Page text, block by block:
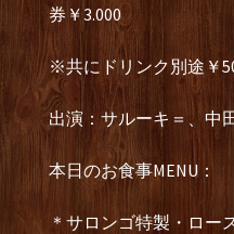
券￥3.000
※共にドリンク別途￥
出演：サルーキ＝、中
本日のお食事MENU：
＊サロンゴ特製・ロー